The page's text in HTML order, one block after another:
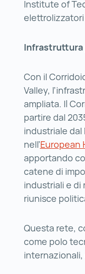
Institute of
Infrastruttura
Con il
Valley,
ampliata. Il
partire dal
industriale dal
nell’European
apportando
catene di
industriali e di
riunisce
Questa rete,
come polo